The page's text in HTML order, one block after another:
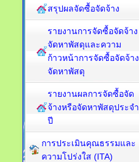
สรุปผลจัดซื้อจัดจ้าง
รายงานการจัดซื้อจัดจ้าง
จัดหาพัสดุและความ
ก้าวหน้าการจัดซื้อจัดจ้าง
จัดหาพัสดุ
รายงานผลการจัดซื้อจัด
จ้างหรือจัดหาพัสดุประจำ
ปี
การประเมินคุณธรรมและ
ความโปร่งใส (ITA)